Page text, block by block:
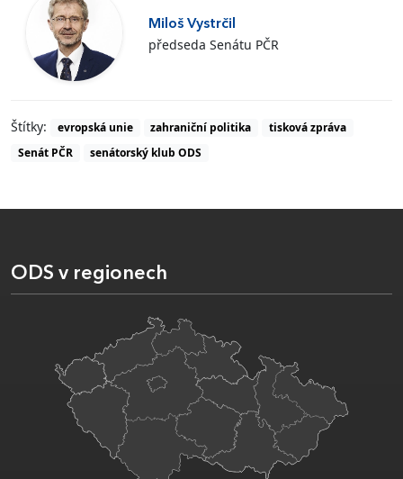
Miloš Vystrčil
předseda Senátu PČR
Štítky: evropská unie zahraniční politika
tisková zpráva
Senát PČR
senátorský klub ODS
ODS v regionech